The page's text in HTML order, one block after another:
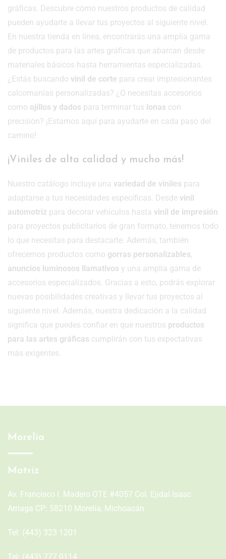
gráficas. Descubre cómo nuestros productos de calidad
pueden ayudarte a llevar tus proyectos al siguiente nivel.
En nuestra tienda en línea, encontrarás una amplia gama
de productos para las artes gráficas que abarcan desde
materiales básicos hasta herramientas especializadas.
¿Estás buscando vinil de corte para crear impresionantes
calcomanías personalizadas? ¿O necesitas accesorios
como ojillos y dados para terminar tus lonas con
precisión? ¡Estamos aquí para ayudarte en cada paso del
camino!
¡Viniles de alta calidad y mucho más!
Nuestro catálogo incluye una variedad de viniles para
adaptarse a tus necesidades específicas. Desde vinil
automotriz para decorar vehículos hasta vinil de impresión
para proyectos publicitarios de gran formato, tenemos todo
lo que necesitas para destacarte. Además, también
ofrecemos productos como gorras personalizables,
anuncios luminosos llamativos y una amplia gama de
accesorios especializados. Gracias a esto, podrás explorar
nuevas posibilidades creativas y llevar tus proyectos al
siguiente nivel. Además, nuestra dedicación a la calidad
significa que puedes confiar en que nuestros productos
para las artes gráficas cumplirán con tus expectativas
más exigentes.
Morelia
Matriz
Av. Francisco I. Madero OTE #4057 Col. Ejidal Isaac
Arriaga CP: 58210 Morelia, Michoacán
Tel: (443) 323 1201
Tel: (443) 777 0114